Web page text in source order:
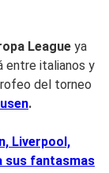
League ya
entre italianos y
del torneo
.
Liverpool,
sus fantasmas